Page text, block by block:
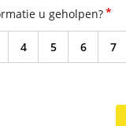
u geholpen?*
4 5 6 7